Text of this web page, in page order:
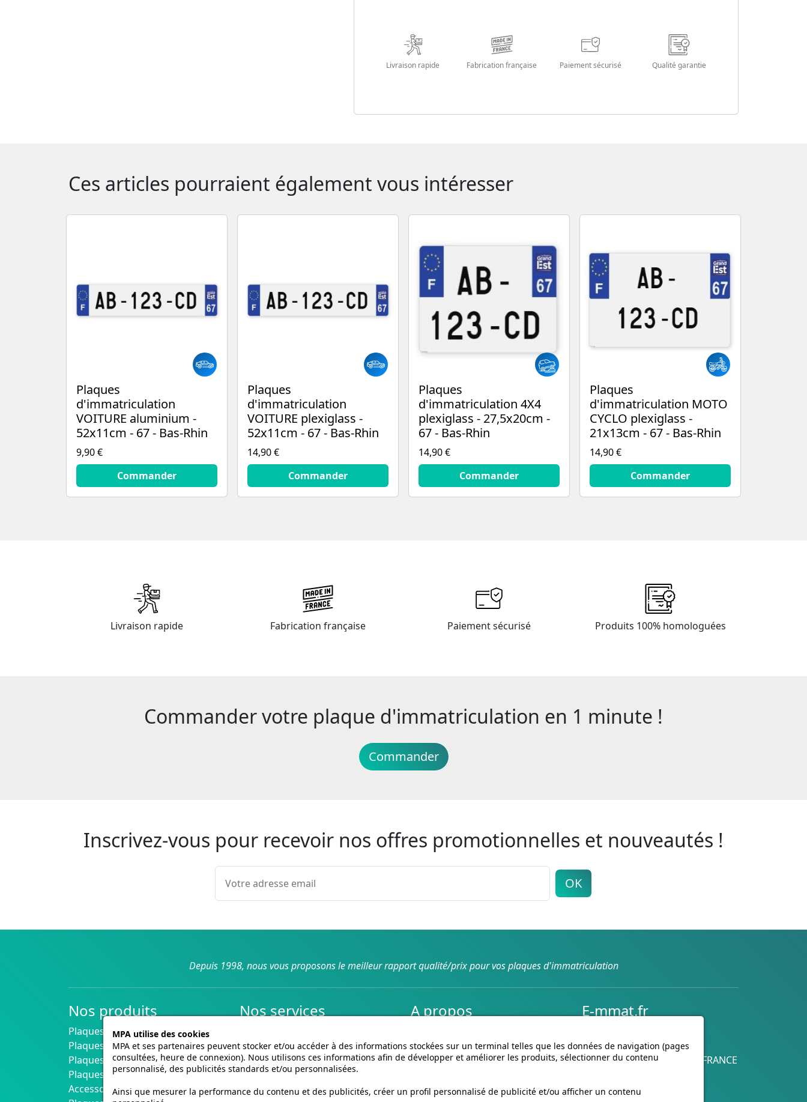
Livraison rapide Fabrication française Paiement sécurisé Qualité garantie
Ces articles pourraient également vous intéresser
Plaques
d'immatriculation
VOITURE aluminium -
52x11cm - 67 - Bas-Rhin
9,90 €
9.9
Commander
Plaques
d'immatriculation
VOITURE plexiglass -
52x11cm - 67 - Bas-Rhin
14,90 €
14.9
Commander
Plaques
d'immatriculation 4X4
plexiglass - 27,5x20cm -
67 - Bas-Rhin
14,90 €
14.9
Commander
Plaques
d'immatriculation MOTO
CYCLO plexiglass -
21x13cm - 67 - Bas-Rhin
14,90 €
14.9
Commander
Livraison rapide Fabrication française Paiement sécurisé Produits 100% homologuées
Commander votre plaque d'immatriculation en 1 minute !
Commander
Inscrivez-vous pour recevoir nos offres promotionnelles et nouveautés !
OK
Depuis 1998, nous vous proposons le meilleur rapport qualité/prix pour vos plaques d'immatriculation
Nos produits
Plaques Immatriculation Voiture
Plaques Immatriculation Moto
Plaques Immatriculation 4x4
Plaques Collection Noires
Accessoires pour plaques
Nos services A propos
CGU cagnotte
Politique de cookies
Vidéos de pose
E-mmat.fr
440 Rue de la Pièce Léger
21160 Marsannay-la-Côte, FRANCE
support@e-mmat.fr
MPA utilise des cookies
MPA et ses partenaires peuvent stocker et/ou accéder à des informations stockées sur un terminal telles que les données de navigation (pages
consultées, heure de connexion). Nous utilisons ces informations afin de développer et améliorer les produits, sélectionner du contenu
personnalisé, des publicités standards et/ou personnalisées.
Ainsi que mesurer la performance du contenu et des publicités, créer un profil personnalisé de publicité et/ou afficher un contenu